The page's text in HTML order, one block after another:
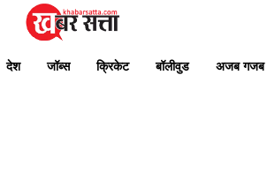
देश जॉब्स क्रिकेट बॉलीवुड अजब गजब